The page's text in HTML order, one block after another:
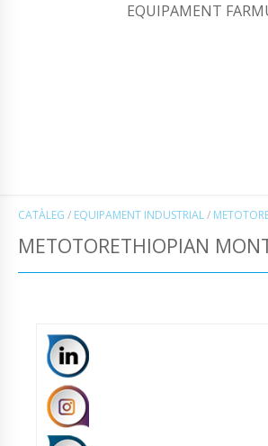
EQUIPAMENT
CATÀLEG / EQUIPAMENT INDUSTRIAL/
METOTORETHIOPIAN